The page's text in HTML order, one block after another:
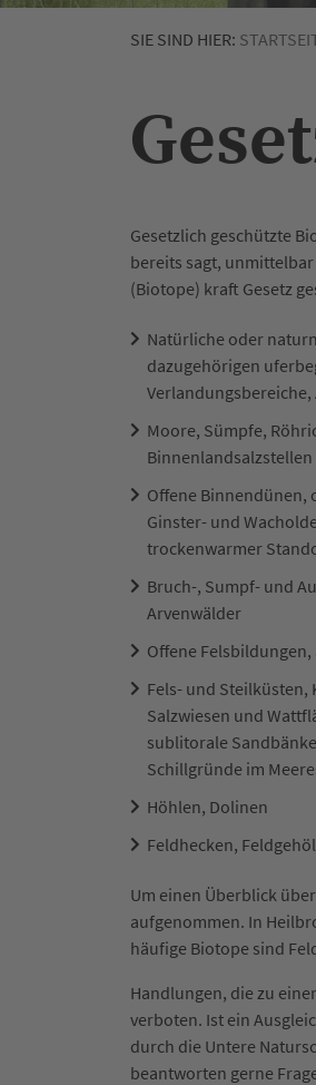
SIE SIND HIER:
Gesetzlich geschützte
bereits sagt,
(Biotope) kraft Gesetz
Natürliche oder
dazugehörigen
Moore, Sümpfe,
Binnenlandsalzstellen
Offene Binnendünen,
Ginster- und
trockenwarmer
Bruch-, Sumpf- und
Arvenwälder
Offene
Fels- und
Salzwiesen und
sublitorale
Schillgründe im
Höhlen, Dolinen
Feldhecken,
Um einen Überblick
aufgenommen. In
häufige Biotope sind
Handlungen, die zu
verboten. Ist ein
durch die Untere
beantworten gerne